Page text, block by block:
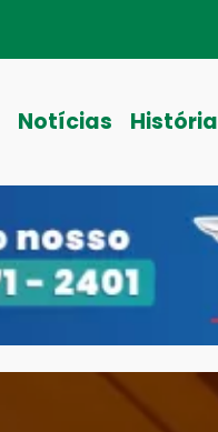
Notícias História